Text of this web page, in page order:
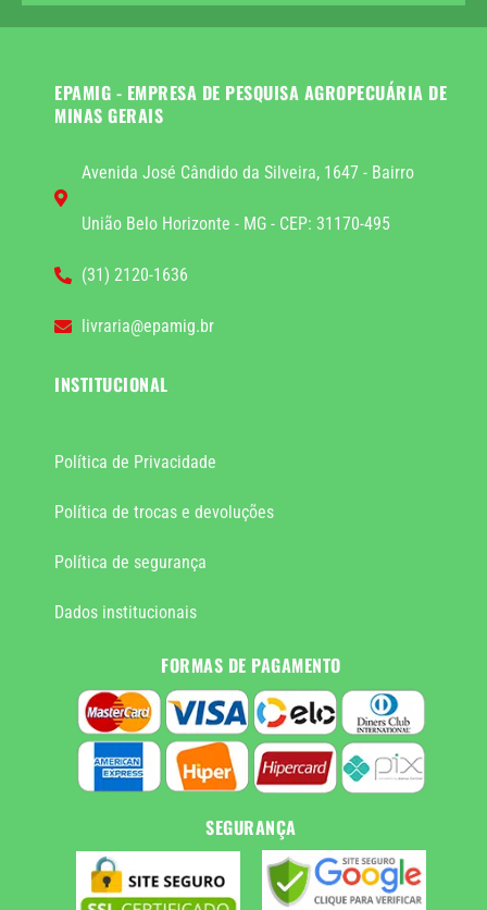
EPAMIG - EMPRESA DE PESQUISA AGROPECUÁRIA DE
MINAS GERAIS
Avenida José Cândido da Silveira, 1647 - Bairro
União Belo Horizonte - MG - CEP: 31170-495
(31) 2120-1636
livraria@epamig.br
INSTITUCIONAL
Política de Privacidade
Política de trocas e devoluções
Política de segurança
Dados institucionais
FORMAS DE PAGAMENTO
SEGURANÇA